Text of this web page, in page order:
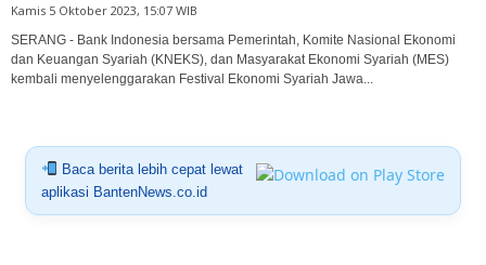
Kamis 5 Oktober 2023, 15:07 WIB
SERANG - Bank Indonesia bersama Pemerintah, Komite Nasional Ekonomi
dan Keuangan Syariah (KNEKS), dan Masyarakat Ekonomi Syariah (MES)
kembali menyelenggarakan Festival Ekonomi Syariah Jawa...
Baca berita lebih cepat lewat
aplikasi BantenNews.co.id